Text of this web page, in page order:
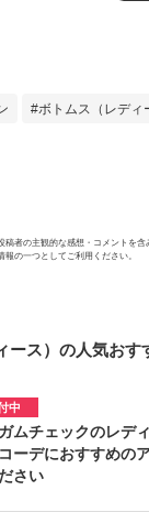
ボトムス（レディ
稿者の主観的な感想・コメントを
の一つとしてご利用ください。
ス） の人気おす
中
ムチェックのレデ
ーデにおすすめの
さい